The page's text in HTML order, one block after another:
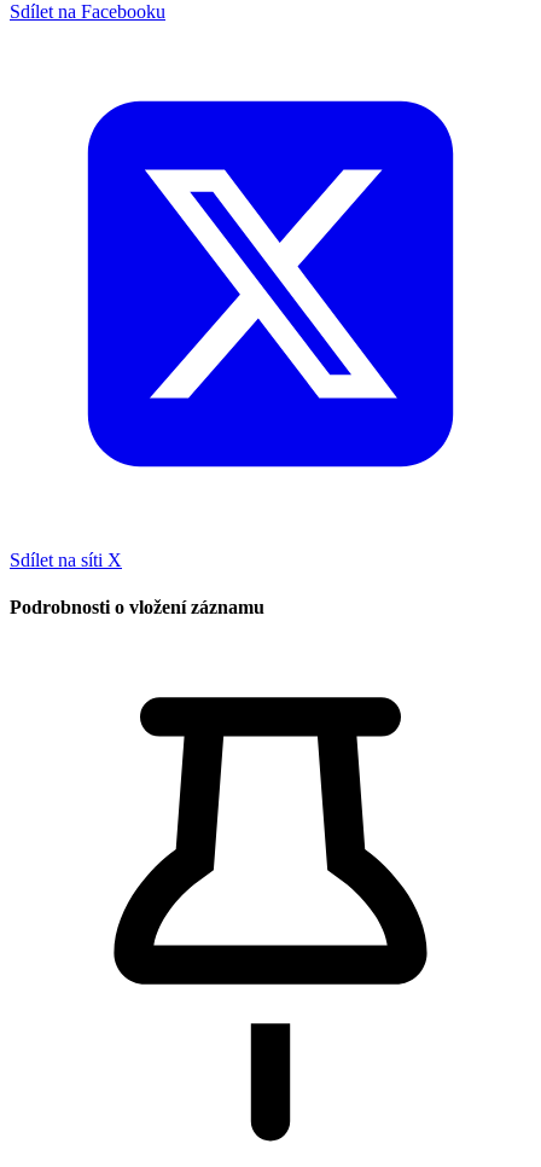
Sdílet na Facebooku
Sdílet na síti X
Podrobnosti o vložení záznamu